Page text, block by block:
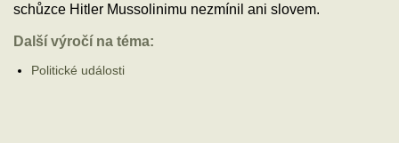
schůzce Hitler Mussolinimu nezmínil ani slovem.
Další výročí na téma:
Politické události